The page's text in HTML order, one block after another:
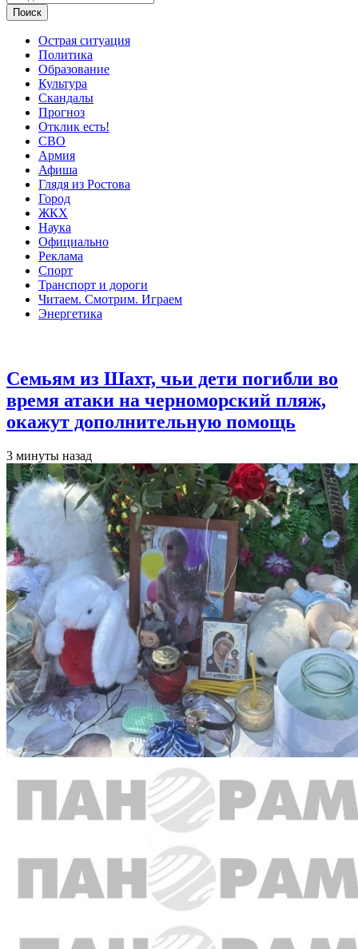
Острая ситуация
Политика
Образование
Культура
Скандалы
Прогноз
Отклик есть!
СВО
Армия
Афиша
Глядя из Ростова
Город
ЖКХ
Наука
Официально
Реклама
Спорт
Транспорт и дороги
Читаем. Смотрим. Играем
Энергетика
Семьям из Шахт, чьи дети погибли во
время атаки на черноморский пляж,
окажут дополнительную помощь
3 минуты назад